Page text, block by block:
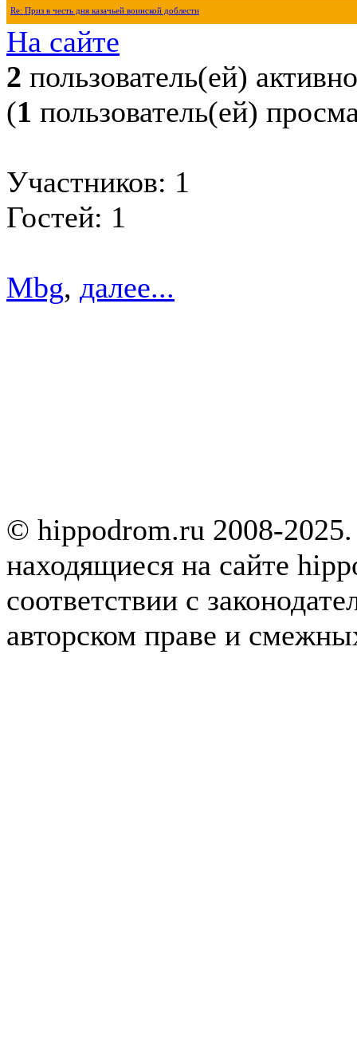
Re: Приз в честь дня казачьей воинской доблести
На сайте
2 пользователь(ей) активно
(1 пользователь(ей)
Участников: 1
Гостей: 1
Mbg, далее...
© hippodrom.ru 2008-
находящиеся на сайте
соответствии с
авторском праве и